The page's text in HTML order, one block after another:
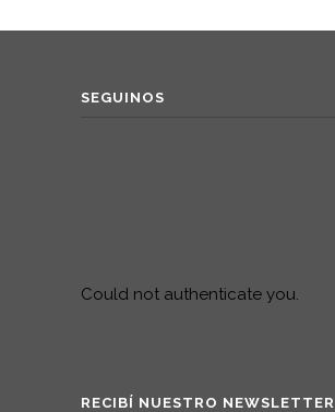
SEGUINOS
Could not authenticate you.
RECIBÍ NUESTRO NEWSLETTER